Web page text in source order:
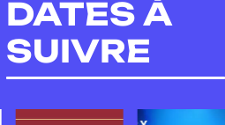
DATES À
SUIVRE